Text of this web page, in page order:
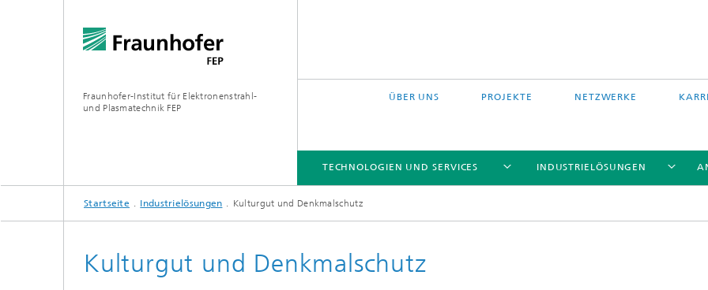
Fraunhofer-Institut für Elektronenstrahl-
und Plasmatechnik FEP
ÜBER UNS PROJEKTE NETZWERKE
TECHNOLOGIEN UND SERVICES
TECHNOLOGIEN UND SERVICES
INDUSTRIELÖSUNGEN
INDUSTRIELÖSUNGEN
ANLAGENTECHNIK
MEDIATHEK
Startseite Industrielösungen Kulturgut und Denkmalschutz
Kulturgut und Denkmalschutz